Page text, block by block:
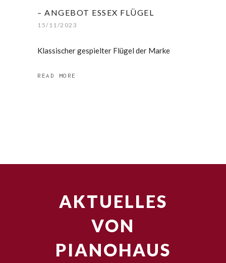
– ANGEBOT ESSEX FLÜGEL
15/11/2023
Klassischer gespielter Flügel der Marke
READ MORE
AKTUELLES
VON
PIANOHAUS